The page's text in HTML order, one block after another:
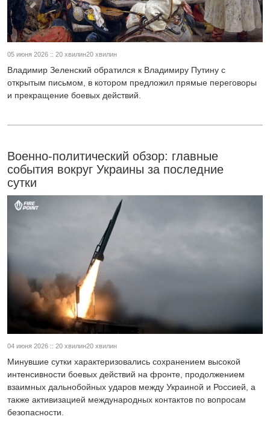
05 июня 2026 :: 20 хвилин20 хвилин
Владимир Зеленский обратился к Владимиру Путину с
открытым письмом, в котором предложил прямые переговоры
и прекращение боевых действий.
Военно-политический обзор: главные
события вокруг Украины за последние
сутки
04 июня 2026 :: 20 хвилин20 хвилин
Минувшие сутки характеризовались сохранением высокой
интенсивности боевых действий на фронте, продолжением
взаимных дальнобойных ударов между Украиной и Россией, а
также активизацией международных контактов по вопросам
безопасности.